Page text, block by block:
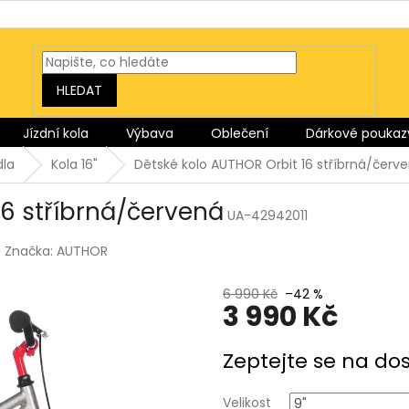
HLEDAT
Jízdní kola Výbava Oblečení Dárkové
Kola 16" Dětské kolo AUTHOR Orbit 16 stříbrná/
stříbrná/červená UA-42942011
Značka:AUTHOR
6 990 Kč –42 %
3 990 Kč
cena:
Zeptejte se na
Velikost